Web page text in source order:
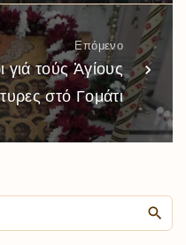
Επόμενο
τούς Ἁγίους
στό Γομάτι